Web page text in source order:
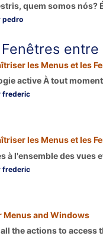
quem somos nós?
pedro
entre
les Menus et les
active À tout
frederic
les Menus et les
à l'ensemble des
frederic
Menus and Windows
the actions to access